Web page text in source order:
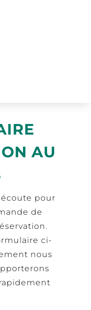
AU
pour
de
ci-
nous